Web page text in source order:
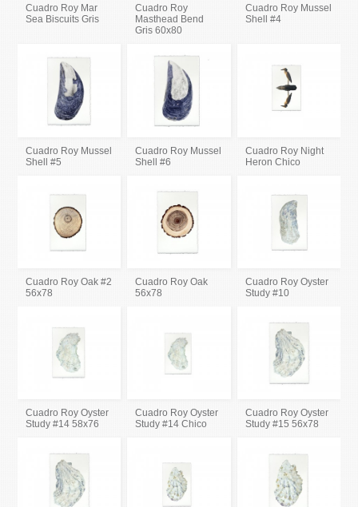
Cuadro Roy Mar
Sea Biscuits Gris
Cuadro Roy
Masthead Bend
Gris 60x80
Cuadro Roy Mussel
Shell #4
Cuadro Roy Mussel
Shell #5
Cuadro Roy Mussel
Shell #6
Cuadro Roy Night
Heron Chico
Cuadro Roy Oak #2
56x78
Cuadro Roy Oak
56x78
Cuadro Roy Oyster
Study #10
Cuadro Roy Oyster
Study #14 58x76
Cuadro Roy Oyster
Study #14 Chico
Cuadro Roy Oyster
Study #15 56x78